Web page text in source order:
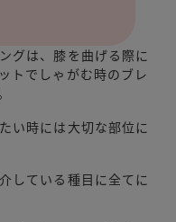
グは、膝を曲げる際に
トでしゃがむ時のブレ
い時には大切な部位に
している種目に全てに